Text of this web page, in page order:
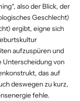
also der Blick, der
Geschlecht)
ergibt, eigne sich
aufzuspüren und
Unterscheidung von
das auf
deswegen zu kurz,
fehle.